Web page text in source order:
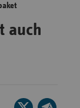
auch
Seite